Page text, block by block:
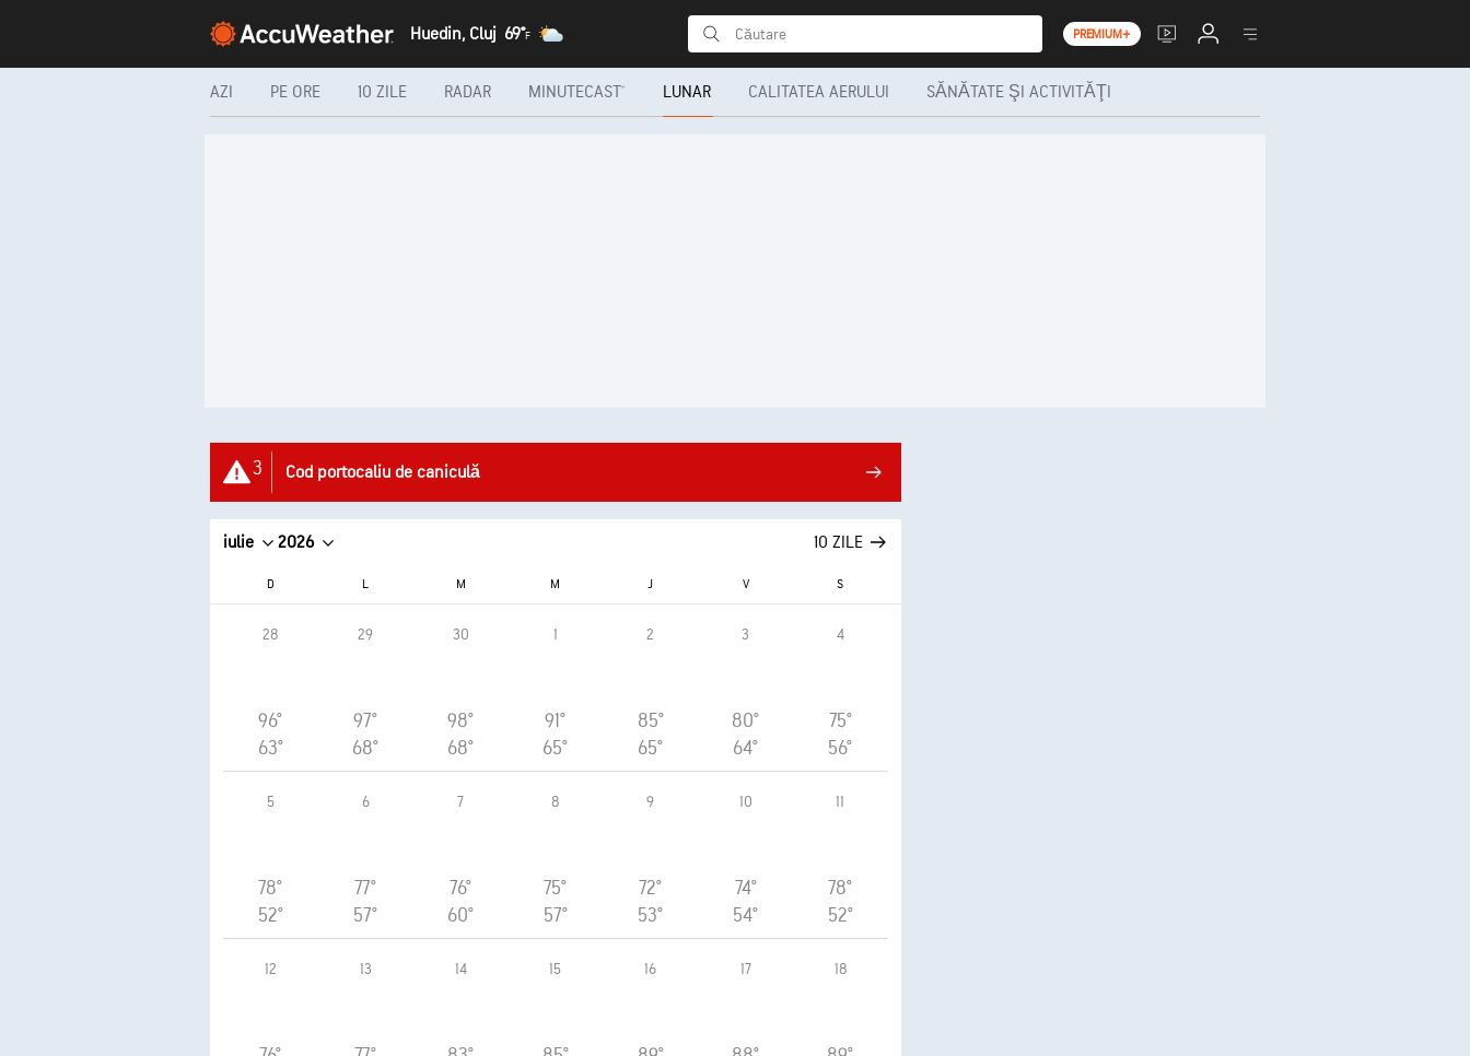
Huedin, Cluj 69°F PREMIUM+
AZI PE ORE 10 ZILE RADAR MINUTECAST® LUNAR CALITATEA AERULUI SĂNĂTATE ŞI ACTIVITĂŢI
3 Cod portocaliu de caniculă
iulie 2026 10 ZILE
D L M M J V S
28
96°
63°
29
97°
68°
30
98°
68°
1
91°
65°
2
85°
65°
3
80°
64°
4
75°
56°
5
78°
52°
6
77°
57°
7
76°
60°
8
75°
57°
9
72°
53°
10
74°
54°
11
78°
52°
12 13 14 15 16 17 18